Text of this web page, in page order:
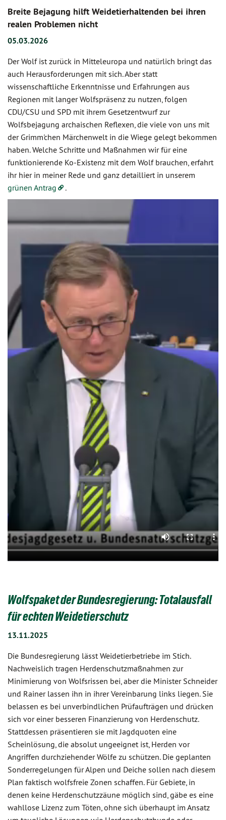
Breite Bejagung hilft Weidetierhaltenden bei ihren
realen Problemen nicht
05.03.2026
Der Wolf ist zurück in Mitteleuropa und natürlich bringt das
auch Herausforderungen mit sich. Aber statt
wissenschaftliche Erkenntnisse und Erfahrungen aus
Regionen mit langer Wolfspräsenz zu nutzen, folgen
CDU/CSU und SPD mit ihrem Gesetzentwurf zur
Wolfsbejagung archaischen Reflexen, die viele von uns mit
der Grimm'chen Märchenwelt in die Wiege gelegt bekommen
haben. Welche Schritte und Maßnahmen wir für eine
funktionierende Ko-Existenz mit dem Wolf brauchen, erfahrt
ihr hier in meiner Rede und ganz detailliert in unserem
grünen Antrag
.
Wolfspaket der Bundesregierung: Totalausfall
für echten Weidetierschutz
13.11.2025
Die Bundesregierung lässt Weidetierbetriebe im Stich.
Nachweislich tragen Herdenschutzmaßnahmen zur
Minimierung von Wolfsrissen bei, aber die Minister Schneider
und Rainer lassen ihn in ihrer Vereinbarung links liegen. Sie
belassen es bei unverbindlichen Prüfaufträgen und drücken
sich vor einer besseren Finanzierung von Herdenschutz.
Stattdessen präsentieren sie mit Jagdquoten eine
Scheinlösung, die absolut ungeeignet ist, Herden vor
Angriffen durchziehender Wölfe zu schützen. Die geplanten
Sonderregelungen für Alpen und Deiche sollen nach diesem
Plan faktisch wolfsfreie Zonen schaffen. Für Gebiete, in
denen keine Herdenschutzzäune möglich sind, gäbe es eine
wahllose Lizenz zum Töten, ohne sich überhaupt im Ansatz